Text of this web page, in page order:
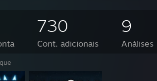
730
Cont. adicionais
9
Análises